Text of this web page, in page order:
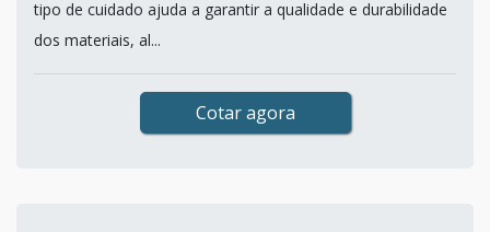
tipo de cuidado ajuda a garantir a qualidade e durabilidade
dos materiais, al...
Cotar agora